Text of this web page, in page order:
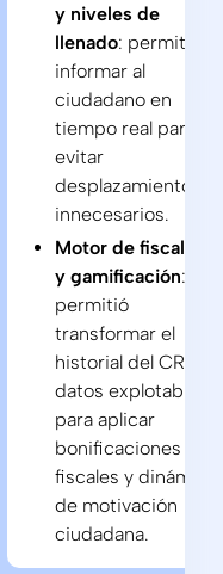
y niveles de
llenado: permitió
informar al
ciudadano en
tiempo real para
evitar
desplazamientos
innecesarios.
Motor de fiscalidad
y gamificación:
permitió
transformar el
historial del CRM
datos explotables
para aplicar
bonificaciones
fiscales y
de motivación
ciudadana.